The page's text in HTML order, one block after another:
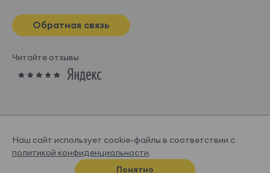
Обратная связь
Читайте отзывы
© OGOGOHOME, 2026
Наш сайт использует cookie-файлы в соответствии с
политикой конфиденциальности.
Понятно